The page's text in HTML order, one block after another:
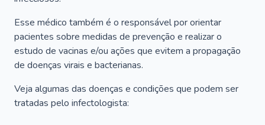
Esse médico também é o responsável por orientar
pacientes sobre medidas de prevenção e realizar o
estudo de vacinas e/ou ações que evitem a propagação
de doenças virais e bacterianas.
Veja algumas das doenças e condições que podem ser
tratadas pelo infectologista: